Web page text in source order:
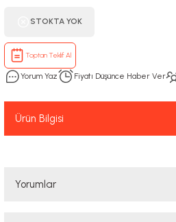
STOKTA YOK
Toptan Teklif Al
Yorum Yaz Fiyatı Düşünce Haber Ver
Ürün Bilgisi
Yorumlar